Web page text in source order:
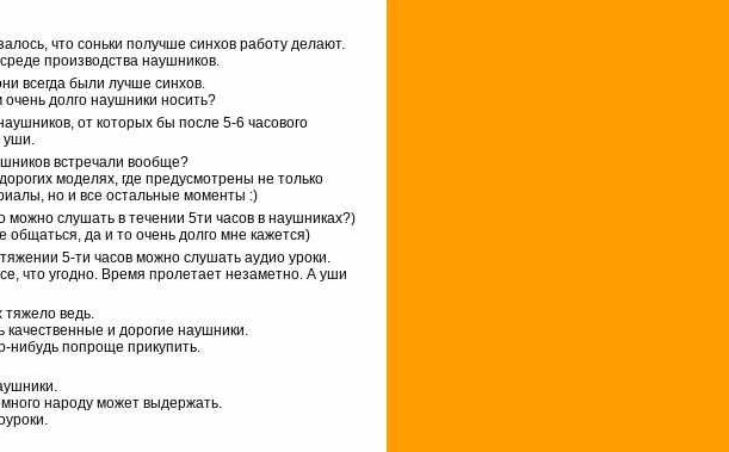
что соньки получше синхов работу делают.
производства наушников.
всегда были лучше синхов.
долго наушники носить?
от которых бы после 5-6 часового
уши.
встречали вообще?
моделях, где предусмотрены не только
но и все остальные моменты :)
можно слушать в течении 5ти часов в наушниках?)
общаться, да и то очень долго мне кажется)
5-ти часов можно слушать аудио уроки.
что угодно. Время пролетает незаметно. А уши
тяжело ведь.
качественные и дорогие наушники.
нибудь попроще прикупить.
народу может выдержать.